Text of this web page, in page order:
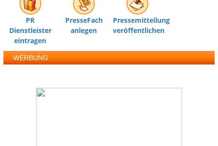
PR
Dienstleister
eintragen
PresseFach
anlegen
Pressemitteilung
veröffentlichen
WERBUNG